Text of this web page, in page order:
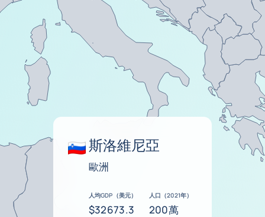
斯洛維尼亞
歐洲
人均GDP（美元）
$32673.3
人口（2021年）
200萬